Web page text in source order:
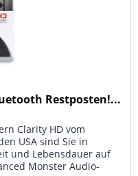
Restposten!...
Clarity HD vom
USA sind Sie in
und Lebensdauer auf
Monster Audio-